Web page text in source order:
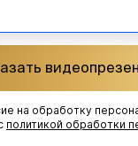
на обработку
политикой обработки